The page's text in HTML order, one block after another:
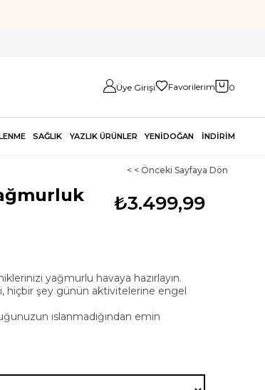
Üye Girişi Favorilerim 0
SAĞLIK YAZLIK ÜRÜNLER YENİDOĞAN İNDİRİM
< < Önceki Sayfaya Dön
₺3.499,99
yağmurlu havaya hazırlayın.
hiçbir şey günün aktivitelerine engel
ıslanmadığından emin